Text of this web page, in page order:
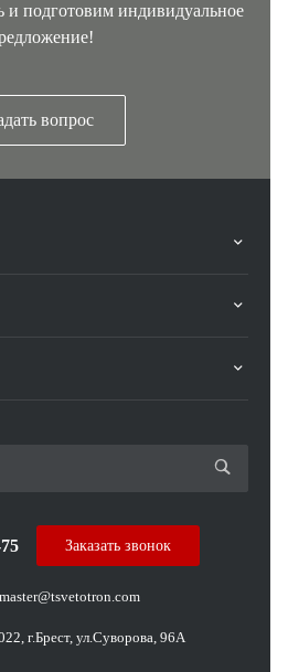
и подготовим индивидуальное
вопрос
Заказать звонок
г.Брест, ул.Суворова, 96А